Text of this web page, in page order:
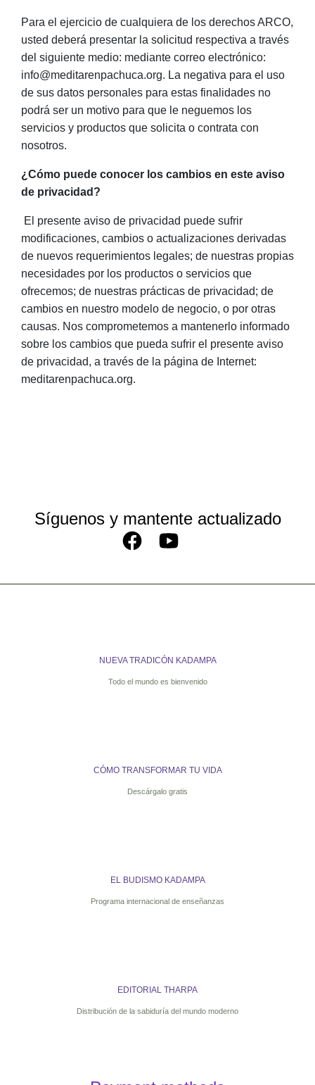
Para el ejercicio de cualquiera de los derechos ARCO,
usted deberá presentar la solicitud respectiva a través
del siguiente medio: mediante correo electrónico:
info@meditarenpachuca.org. La negativa para el uso
de sus datos personales para estas finalidades no
podrá ser un motivo para que le neguemos los
servicios y productos que solicita o contrata con
nosotros.
¿Cómo puede conocer los cambios en este aviso
de privacidad?
El presente aviso de privacidad puede sufrir
modificaciones, cambios o actualizaciones derivadas
de nuevos requerimientos legales; de nuestras propias
necesidades por los productos o servicios que
ofrecemos; de nuestras prácticas de privacidad; de
cambios en nuestro modelo de negocio, o por otras
causas. Nos comprometemos a mantenerlo informado
sobre los cambios que pueda sufrir el presente aviso
de privacidad, a través de la página de Internet:
meditarenpachuca.org.
Síguenos y mantente actualizado
NUEVA TRADICÓN KADAMPA
Todo el mundo es bienvenido
CÓMO TRANSFORMAR TU VIDA
Descárgalo gratis
EL BUDISMO KADAMPA
Programa internacional de enseñanzas
EDITORIAL THARPA
Distribución de la sabiduría del mundo moderno